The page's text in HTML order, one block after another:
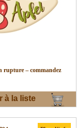
rupture – commandez
à la liste